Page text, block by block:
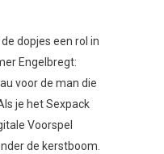
dopjes een rol in
Engelbregt:
voor de man die
je het Sexpack
Voorspel
de kerstboom.